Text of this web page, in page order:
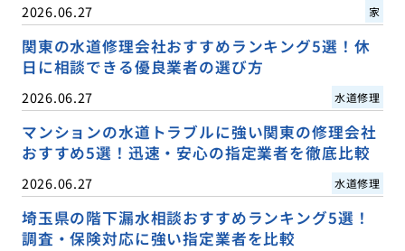
2026.06.27 家
関東の水道修理会社おすすめランキング5選！休
日に相談できる優良業者の選び方
2026.06.27 水道修理
マンションの水道トラブルに強い関東の修理会社
おすすめ5選！迅速・安心の指定業者を徹底比較
2026.06.27 水道修理
埼玉県の階下漏水相談おすすめランキング5選！
調査・保険対応に強い指定業者を比較